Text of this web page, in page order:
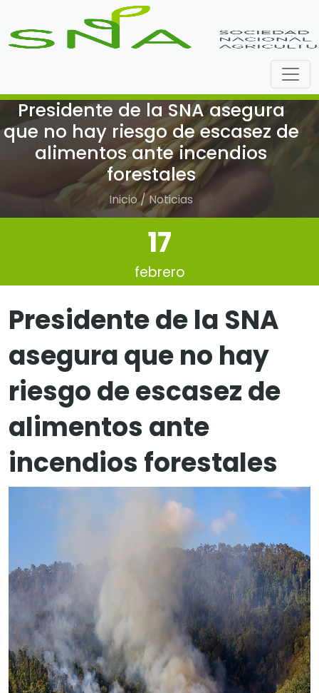
Presidente de la SNA asegura
que no hay riesgo de escasez de
alimentos ante incendios
forestales
Inicio / Noticias
17
febrero
Presidente de la SNA
asegura que no hay
riesgo de escasez de
alimentos ante
incendios forestales